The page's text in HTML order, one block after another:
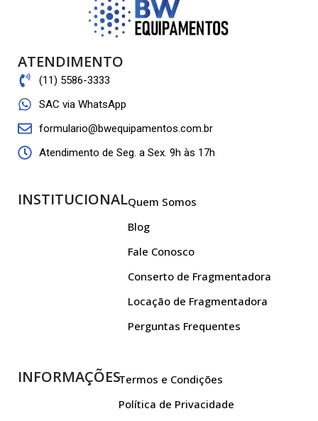
ATENDIMENTO
(11) 5586-3333
SAC via WhatsApp
formulario@bwequipamentos.com.br
Atendimento de Seg. a Sex. 9h às 17h
INSTITUCIONALQuem Somos
Blog
Fale Conosco
Conserto de Fragmentadora
Locação de Fragmentadora
Perguntas Frequentes
INFORMAÇÕESTermos e Condições
Política de Privacidade